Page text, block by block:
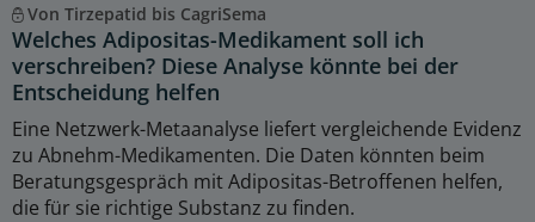
Von Tirzepatid bis CagriSema
Welches Adipositas-Medikament soll ich
verschreiben? Diese Analyse könnte bei der
Entscheidung helfen
Eine Netzwerk-Metaanalyse liefert vergleichende Evidenz
zu Abnehm-Medikamenten. Die Daten könnten beim
Beratungsgespräch mit Adipositas-Betroffenen helfen,
die für sie richtige Substanz zu finden.